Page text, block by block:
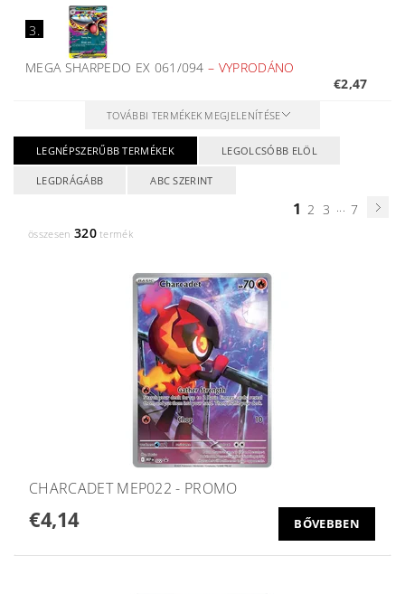
3.
MEGA SHARPEDO EX 061/094– VYPRODÁNO
€2,47
TOVÁBBI TERMÉKEK MEGJELENÍTÉSE
LEGNÉPSZERŰBB TERMÉKEK LEGOLCSÓBB ELÖL
LEGDRÁGÁBB ABC SZERINT
1 2 3 7
összesen 320termék
CHARCADET MEP022 - PROMO
€4,14 BŐVEBBEN